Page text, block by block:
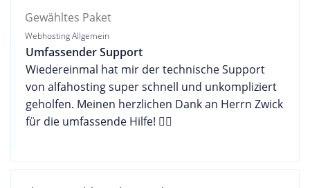
Gewähltes Paket
Webhosting Allgemein
Umfassender Support
Wiedereinmal hat mir der technische Support
von alfahosting super schnell und unkompliziert
geholfen. Meinen herzlichen Dank an Herrn Zwick
für die umfassende Hilfe! 👍🏼